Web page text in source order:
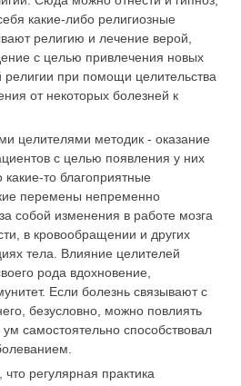
какие-либо религиозные
религию и лечение верой,
с целью привлечения новых
религии при помощи целительства
от некоторых болезней к
целителями методик - оказание
с целью появления у них
то благоприятные
перемены непременно
собой изменения в работе мозга
в кровообращении и других
тела. Влияние целителей
рода вдохновение,
Если болезнь связывают с
безусловно, можно повлиять
самостоятельно способствовал
регулярная практика